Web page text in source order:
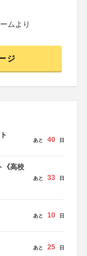
ムより
ジ
あと 40 日
《高校
あと 33 日
あと 10 日
あと 25 日